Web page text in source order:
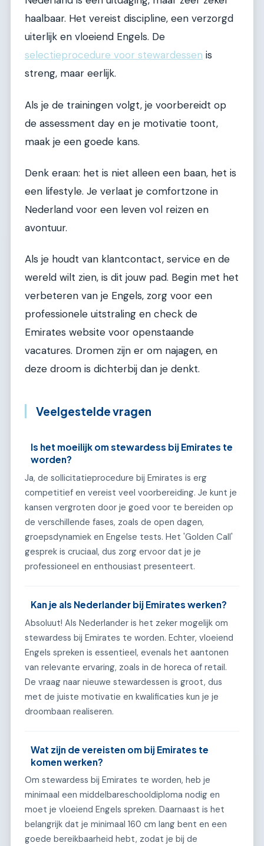
haalbaar. Het vereist discipline, een verzorgd
uiterlijk en vloeiend Engels. De
selectieprocedure voor stewardessen is
streng, maar eerlijk.
Als je de trainingen volgt, je voorbereidt op
de assessment day en je motivatie toont,
maak je een goede kans.
Denk eraan: het is niet alleen een baan, het is
een lifestyle. Je verlaat je comfortzone in
Nederland voor een leven vol reizen en
avontuur.
Als je houdt van klantcontact, service en de
wereld wilt zien, is dit jouw pad. Begin met het
verbeteren van je Engels, zorg voor een
professionele uitstraling en check de
Emirates website voor openstaande
vacatures. Dromen zijn er om najagen, en
deze droom is dichterbij dan je denkt.
Veelgestelde vragen
Is het moeilijk om stewardess bij Emirates te
worden?
Ja, de sollicitatieprocedure bij Emirates is erg
competitief en vereist veel voorbereiding. Je kunt je
kansen vergroten door je goed voor te bereiden op
de verschillende fases, zoals de open dagen,
groepsdynamiek en Engelse tests. Het 'Golden Call'
gesprek is cruciaal, dus zorg ervoor dat je je
professioneel en enthousiast presenteert.
Kan je als Nederlander bij Emirates werken?
Absoluut! Als Nederlander is het zeker mogelijk om
stewardess bij Emirates te worden. Echter, vloeiend
Engels spreken is essentieel, evenals het aantonen
van relevante ervaring, zoals in de horeca of retail.
De vraag naar nieuwe stewardessen is groot, dus
met de juiste motivatie en kwalificaties kun je je
droombaan realiseren.
Wat zijn de vereisten om bij Emirates te
komen werken?
Om stewardess bij Emirates te worden, heb je
minimaal een middelbareschooldiploma nodig en
moet je vloeiend Engels spreken. Daarnaast is het
belangrijk dat je minimaal 160 cm lang bent en een
goede bereikbaarheid hebt, zodat je bij de